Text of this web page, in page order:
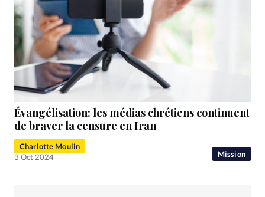
Mission
Évangélisation: les médias chrétiens continuent
de braver la censure en Iran
Charlotte Moulin
3 Oct 2024